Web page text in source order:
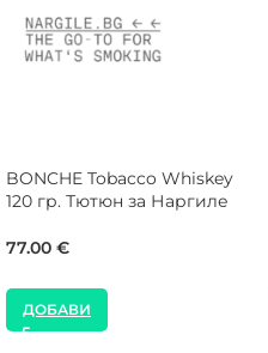
BONCHE Tobacco Whiskey
120 гр. Тютюн за Наргиле
77.00 €
ДОБАВИ